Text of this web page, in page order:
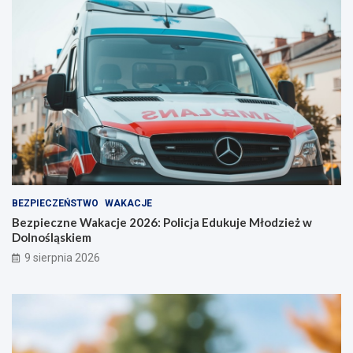
ś
ć
BEZPIECZEŃSTWO WAKACJE
Bezpieczne Wakacje 2026: Policja Edukuje Młodzież w
Dolnośląskiem
9 sierpnia 2026